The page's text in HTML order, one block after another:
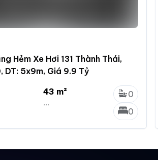
Hẻm Xe Hơi 131 Thành Thái,
DT: 5x9m, Giá 9.9 Tỷ
43 m²
...
0
0